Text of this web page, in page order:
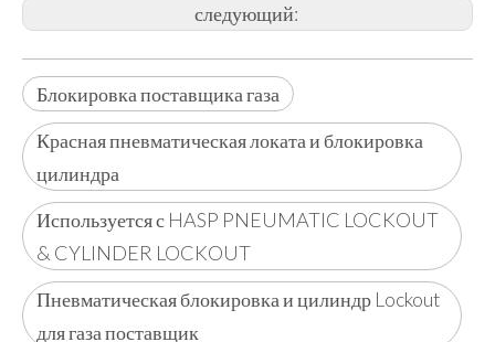
следующий:
Блокировка поставщика газа
Красная пневматическая локата и блокировка
цилиндра
Используется с HASP PNEUMATIC LOCKOUT
& CYLINDER LOCKOUT
Пневматическая блокировка и цилиндр Lockout
для газа поставщик